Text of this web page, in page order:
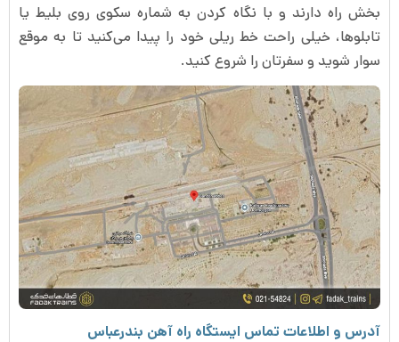
بخش راه دارند و با نگاه کردن به شماره سکوی روی بلیط یا
تابلوها، خیلی راحت خط ریلی خود را پیدا می‌کنید تا به موقع
سوار شوید و سفرتان را شروع کنید.
آدرس و اطلاعات تماس ایستگاه راه آهن بندرعباس